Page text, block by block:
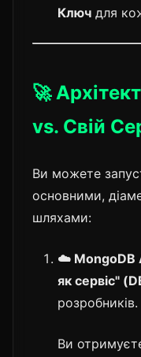
Ключ для
🚀
vs. Свій
Ви можете
основними,
шляхами:
☁️ MongoDB
як сервіс"
розробників.
Ви